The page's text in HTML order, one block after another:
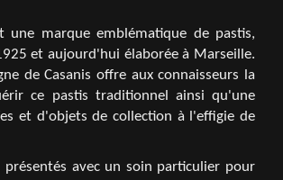
une marque emblématique de pastis,
et aujourd'hui élaborée à Marseille.
de Casanis offre aux connaisseurs la
ce pastis traditionnel ainsi qu'une
et d'objets de collection à l'effigie de
présentés avec un soin particulier pour